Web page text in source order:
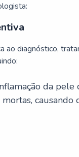
ao diagnóstico,
da
causando